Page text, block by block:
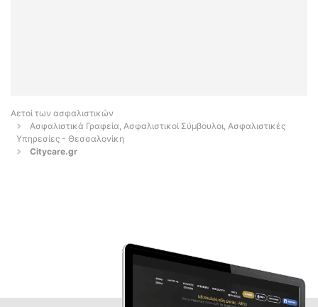
Αετοί των ασφαλιστικών
Ασφαλιστικά Γραφεία, Ασφαλιστικοί Σύμβουλοι, Ασφαλιστικές
Υπηρεσίες - Θεσσαλονίκη
Citycare.gr